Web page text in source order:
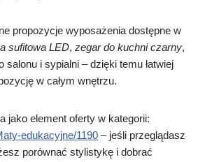
propozycje wyposażenia dostępne w
sufitowa LED, zegar do kuchni czarny,
salonu i sypialni – dzięki temu łatwiej
w całym wnętrzu.
jako element oferty w kategorii:
edukacyjne/1190 – jeśli przeglądasz
porównać stylistykę i dobrać